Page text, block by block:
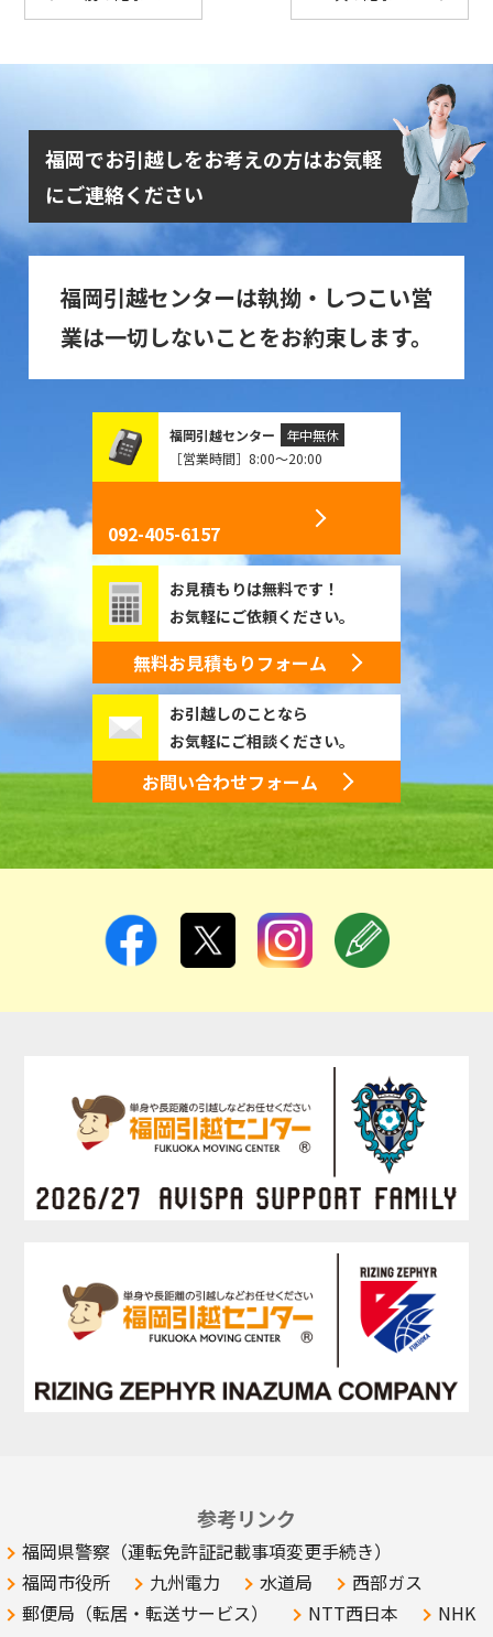
福岡でお引越しをお考えの方はお気軽
にご連絡ください
福岡引越センターは執拗・しつこい営
業は一切しないことをお約束します。
福岡引越センター
年中無休
［営業時間］8:00～20:00
092-405-6157
お見積もりは無料です！
お気軽にご依頼ください。
無料お見積もりフォーム
お引越しのことなら
お気軽にご相談ください。
お問い合わせフォーム
参考リンク
福岡県警察（運転免許証記載事項変更手続き）
福岡市役所
九州電力 水道局
西部ガス
郵便局（転居・転送サービス）
NTT西日本 NHK